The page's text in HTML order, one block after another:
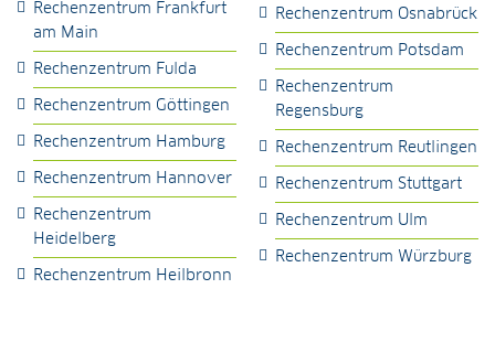
Rechenzentrum Frankfurt
am Main
Rechenzentrum Fulda
Rechenzentrum Göttingen
Rechenzentrum Hamburg
Rechenzentrum Hannover
Rechenzentrum
Heidelberg
Rechenzentrum Heilbronn
Rechenzentrum Osnabrück
Rechenzentrum Potsdam
Rechenzentrum
Regensburg
Rechenzentrum Reutlingen
Rechenzentrum Stuttgart
Rechenzentrum Ulm
Rechenzentrum Würzburg